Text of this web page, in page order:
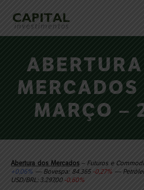
MARÇO –
Abertura dos Mercados– Futuros e
+0,06% — Bovespa: 84.365 -0,27% —
USD/BRL: 3.297,00 -0,60%